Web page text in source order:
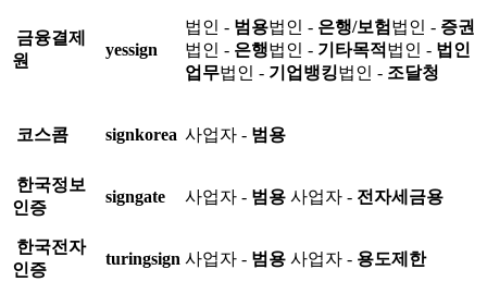
금융결제
원
yessign
법인 - 범용법인 - 은행/보험 법인 - 증권
법인 - 은행법인 - 기타목적 법인 - 법인
업무법인 - 기업뱅킹법인 - 조달청
코스콤 signkorea 사업자 - 범용
한국정보
인증
signgate 사업자 - 범용 사업자 - 전자세금용
한국전자
인증
turingsign 사업자 - 범용 사업자 - 용도제한